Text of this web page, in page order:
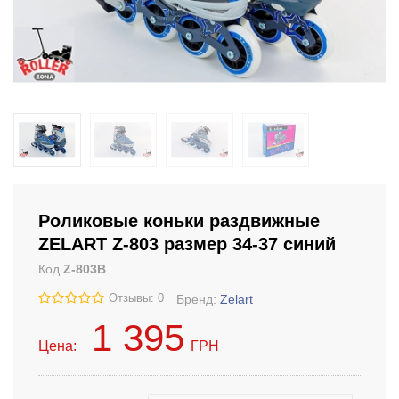
Роликовые коньки раздвижные
ZELART Z-803 размер 34-37 синий
Код Z-803B
Отзывы: 0 Бренд: Zelart
Цена: 1 395 ГРН